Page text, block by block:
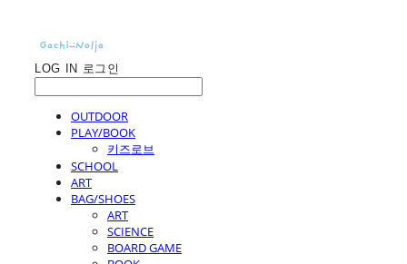
LOG IN 로그인
OUTDOOR
PLAY/BOOK
키즈로브
SCHOOL
ART
BAG/SHOES
ART
SCIENCE
BOARD GAME